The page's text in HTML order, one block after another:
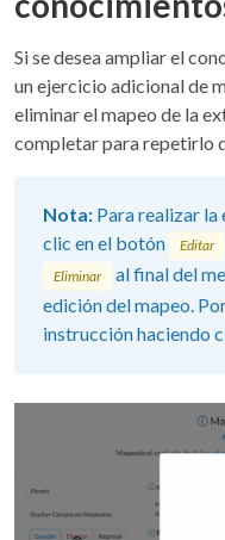
Si se desea ampliar el
un ejercicio adicional de
eliminar el mapeo de la
completar para repetirlo
Nota: Para realizar la
clic en el botón
Editar
Eliminar
al final del
edición del mapeo.
instrucción haciendo